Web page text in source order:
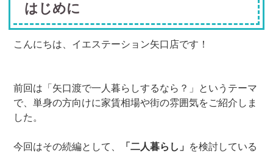
はじめに
こんにちは、イエステーション矢口店です！
前回は「矢口渡で一人暮らしするなら？」というテーマ
で、単身の方向けに家賃相場や街の雰囲気をご紹介しま
した。
今回はその続編として、 「二人暮らし」 を検討している